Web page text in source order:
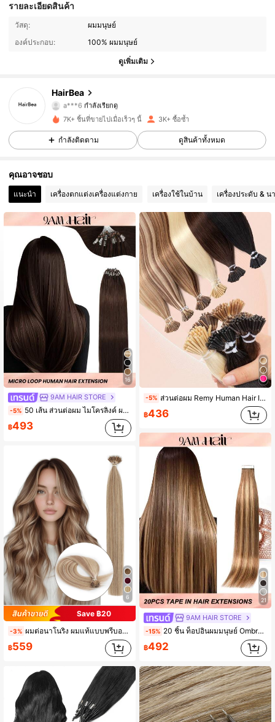
รายละเอียดสินค้า
วัสดุ:
ผมมนุษย์
องค์ประกอบ:
100% ผมมนุษย์
ดูเพิ่มเติม
HairBea
2.4K ผู้ติดตาม
a***6กำลังเรียกดู
4.68
2.4K ผู้ติดตาม
4.68 2.4K ผู้ติดตาม
4.68 2.4K ผู้ติดตาม
4.68
4.68 2.4K ผู้ติดตาม
4.68 2.4K ผู้ติดตาม
7K+ ชิ้นที่ขายไปเมื่อเร็วๆ นี้ 3K+ ซื้อซ้ำ
กำลังติดตาม ดูสินค้าทั้งหมด
คุณอาจชอบ
แนะนำ เครื่องตกแต่งเครื่องแต่งกาย เครื่องใช้ในบ้าน เครื่องประดับ & น
16
9AM HAIR STORE
-5% 50 เส้น ส่วนต่อผม ไมโครลิงค์ ผมมนุษย์ สีน้ำตาลอ่อน 2# ส่วนต่อผม ไมโครลูป ผมตรงนุ่มลื่น ส่วนต่อผม ไมโครบีด สำหรับสตรี
฿493
6
Save ฿20
-3% ผมต่อนาโนริง ผมแท้แบบพรีบอนด์ คอลด์ฟิวชั่น ปลายนาโนธรรมชาติ ล่องหน สำหรับผู้หญิง ยาว 12-24 นิ้ว ลุคธรรมชาติ เหมาะสำหรับใส่ประจำวัน ปาร์ตี้ งานแต่ง และสไตล์ฤดูร้อน
฿559
-5% ส่วนต่อผม Remy Human Hair I-Tip ขนาด 12-22 นิ้ว, จัดทรงง่าย, Cold Fusion ไม่หลุดร่วง, นุ่มและเป็นธรรมชาติ, เหมาะสำหรับการเดินทางและทรงผมแฟชั่นในชีวิตประจำวัน
฿436
21
9AM HAIR STORE
-15% 20 ชิ้น ท็อปอินผมมนุษย์ Ombre T4/P4/27 บาเลย์จ สีน้ำตาลเข้าถึงบลอนด์คาราเมล ผมมนุษย์ที่แข็งแรงและทนทานการต่อเติมผมด้วยเทปใส
฿492